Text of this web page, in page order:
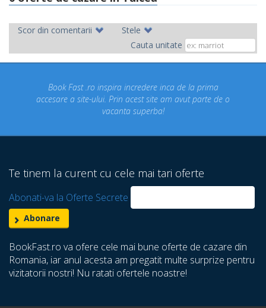
Scor din comentarii
Stele
Cauta unitate
incredere inca de la prima
acest site am avut parte de o
Concediul nostru rezervat
un concediu de vis.
Te tinem la curent cu cele mai tari oferte
Abonati-va la Oferte Secrete
BookFast.ro va ofere cele mai bune oferte de cazare din
Romania, iar anul acesta am pregatit multe surprize pentru
vizitatorii nostri! Nu ratati ofertele noastre!